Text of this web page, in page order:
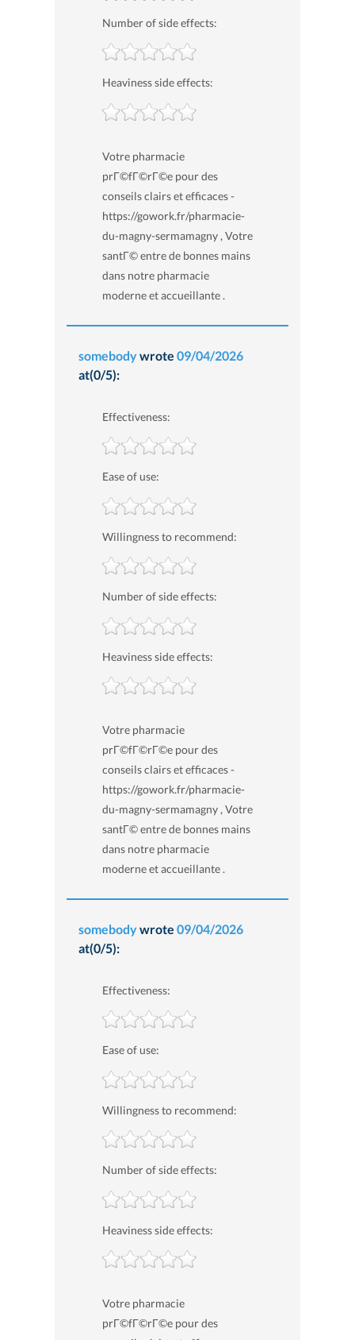
Number of side effects:
Heaviness side effects:
Votre pharmacie
prГ©fГ©rГ©e pour des
conseils clairs et efficaces -
https://gowork.fr/pharmacie-
du-magny-sermamagny , Votre
santГ© entre de bonnes mains
dans notre pharmacie
moderne et accueillante .
somebodywrote 09/04/2026
at(0/5):
Effectiveness:
Ease of use:
Willingness to recommend:
Number of side effects:
Heaviness side effects:
Votre pharmacie
prГ©fГ©rГ©e pour des
conseils clairs et efficaces -
https://gowork.fr/pharmacie-
du-magny-sermamagny , Votre
santГ© entre de bonnes mains
dans notre pharmacie
moderne et accueillante .
somebodywrote 09/04/2026
at(0/5):
Effectiveness:
Ease of use:
Willingness to recommend:
Number of side effects:
Heaviness side effects:
Votre pharmacie
prГ©fГ©rГ©e pour des